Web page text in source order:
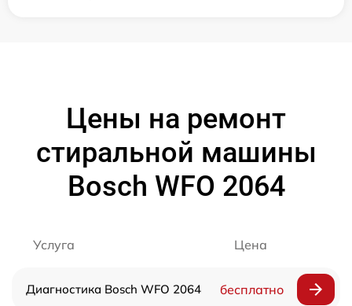
Цены на ремонт
стиральной машины
Bosch WFO 2064
Услуга Цена
Диагностика Bosch WFO 2064 бесплатно